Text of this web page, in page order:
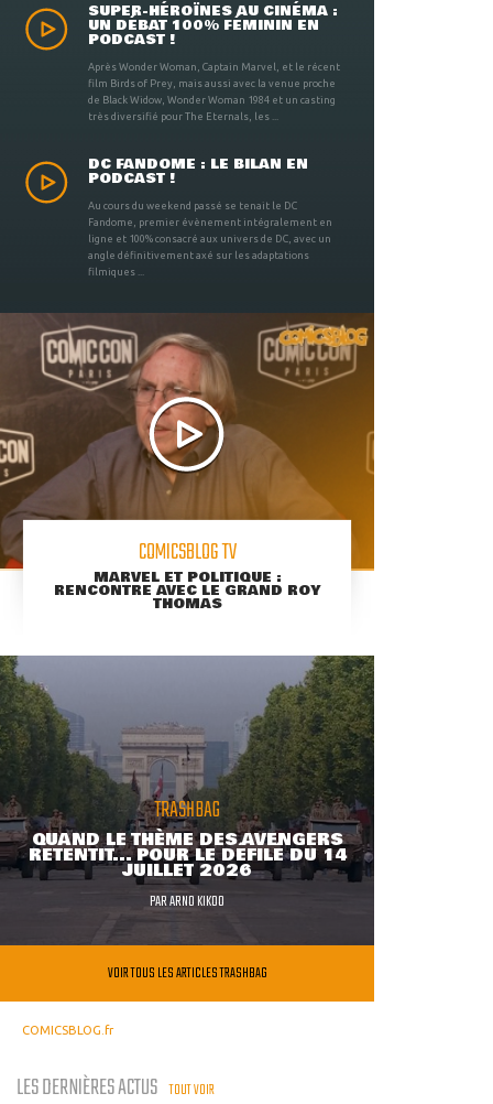
SUPER-HÉROÏNES AU CINÉMA :
UN DÉBAT 100% FÉMININ EN
PODCAST !
Après Wonder Woman, Captain Marvel, et le récent
film Birds of Prey, mais aussi avec la venue proche
de Black Widow, Wonder Woman 1984 et un casting
très diversifié pour The Eternals, les ...
DC FANDOME : LE BILAN EN
PODCAST !
Au cours du weekend passé se tenait le DC
Fandome, premier évènement intégralement en
ligne et 100% consacré aux univers de DC, avec un
angle définitivement axé sur les adaptations
filmiques ...
COMICSBLOG TV
MARVEL ET POLITIQUE :
RENCONTRE AVEC LE GRAND ROY
THOMAS
TRASHBAG
QUAND LE THÈME DES AVENGERS
RETENTIT... POUR LE DÉFILÉ DU 14
JUILLET 2026
PARARNO KIKOO
VOIR TOUS LES ARTICLES TRASHBAG
COMICSBLOG.fr
LES DERNIÈRES ACTUS TOUT VOIR